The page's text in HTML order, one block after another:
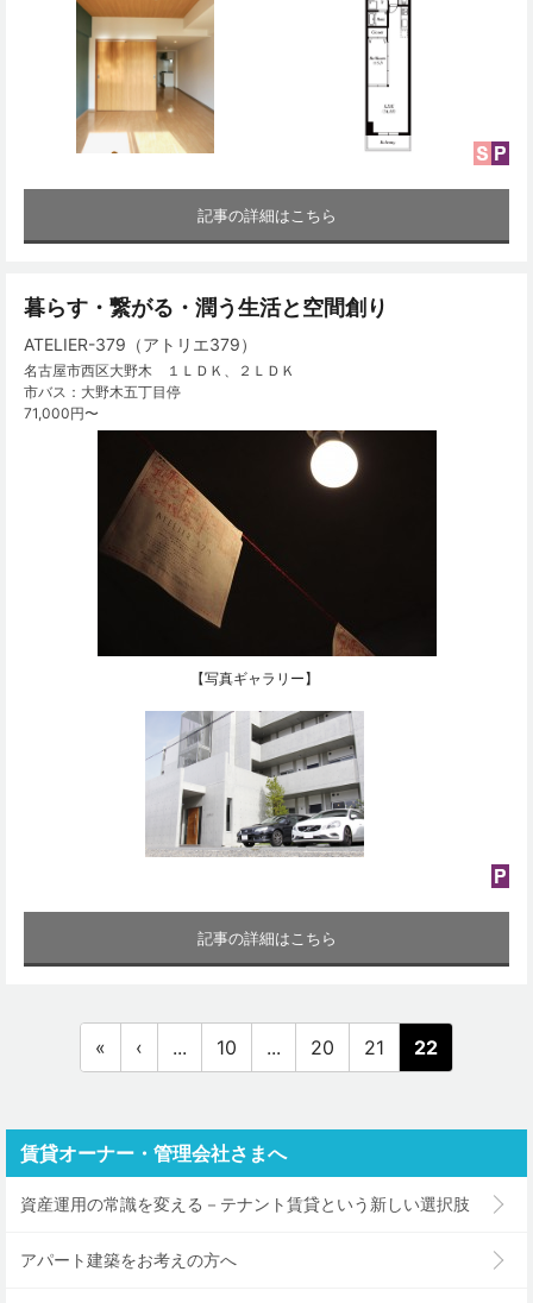
記事の詳細はこちら
暮らす・繋がる・潤う生活と空間創り
ATELIER-379（アトリエ379）
名古屋市西区大野木 １ＬＤＫ、２ＬＤＫ
市バス：大野木五丁目停
71,000円〜
【写真ギャラリー】
記事の詳細はこちら
« ‹ ... 10 ... 20 21 22
賃貸オーナー・管理会社さまへ
資産運用の常識を変える－テナント賃貸という新しい選択肢
アパート建築をお考えの方へ